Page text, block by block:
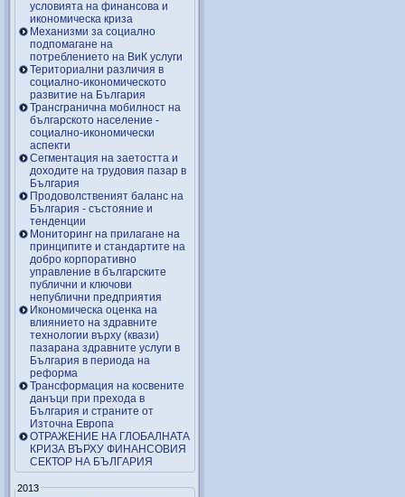
условията на финансова и
икономическа криза
Механизми за социално
подпомагане на
потреблението на ВиК услуги
Териториални различия в
социално-икономическото
развитие на България
Трансгранична мобилност на
българското население -
социално-икономически
аспекти
Сегментация на заетостта и
доходите на трудовия пазар в
България
Продоволственият баланс на
България - състояние и
тенденции
Мониторинг на прилагане на
принципите и стандартите на
добро корпоративно
управление в българските
публични и ключови
непублични предприятия
Икономическа оценка на
влиянието на здравните
технологии върху (квази)
пазарана здравните услуги в
България в периода на
реформа
Трансформация на косвените
данъци при прехода в
България и страните от
Източна Европа
ОТРАЖЕНИЕ НА ГЛОБАЛНАТА
КРИЗА ВЪРХУ ФИНАНСОВИЯ
СЕКТОР НА БЪЛГАРИЯ
2013